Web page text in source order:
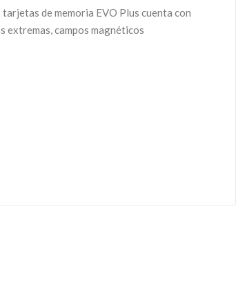
de memoria EVO Plus cuenta con
extremas, campos magnéticos